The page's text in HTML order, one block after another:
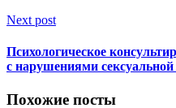
Next post
Психологическое
с нарушениями
Похожие посты